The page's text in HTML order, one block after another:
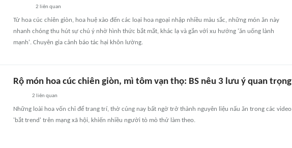
2 liên quan
Từ hoa cúc chiên giòn, hoa huệ xào đến các loại hoa ngoại nhập nhiều màu sắc, những món ăn này
nhanh chóng thu hút sự chú ý nhờ hình thức bắt mắt, khác lạ và gắn với xu hướng 'ăn uống lành
mạnh'. Chuyên gia cảnh báo tác hại khôn lường.
Rộ món hoa cúc chiên giòn, mì tôm vạn thọ: BS nêu 3 lưu ý quan trọng
2 liên quan
Những loài hoa vốn chỉ để trang trí, thờ cúng nay bất ngờ trở thành nguyên liệu nấu ăn trong các video
'bắt trend' trên mạng xã hội, khiến nhiều người tò mò thử làm theo.